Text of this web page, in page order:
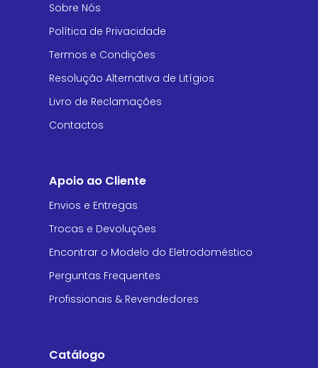
Sobre Nós
Política de Privacidade
Termos e Condições
Resolução Alternativa de Litígios
Livro de Reclamações
Contactos
Apoio ao Cliente
Envios e Entregas
Trocas e Devoluções
Encontrar o Modelo do Eletrodoméstico
Perguntas Frequentes
Profissionais & Revendedores
Catálogo